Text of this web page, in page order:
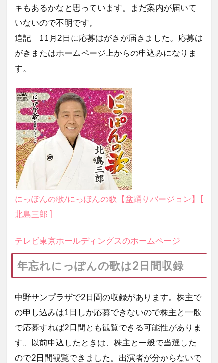
キもあるかなと思っています。まだ案内が届いて
いないので不明です。
追記 11月2日に応募はがきが届きました。応募は
がきまたはホームページ上からの申込みになりま
す。
にっぽんの歌/にっぽんの歌【盆踊りバージョン】 [
北島三郎 ]
テレビ東京ホールディングスのホームページ
年忘れにっぽんの歌は2日間収録
中野サンプラザで2日間の収録があります。株主で
の申し込みは1日しか応募できないので株主と一般
で応募すれば2日間とも観覧できる可能性がありま
す。以前申込したときは、株主と一般で当選した
ので2日間観覧できました。出演者が分からないで